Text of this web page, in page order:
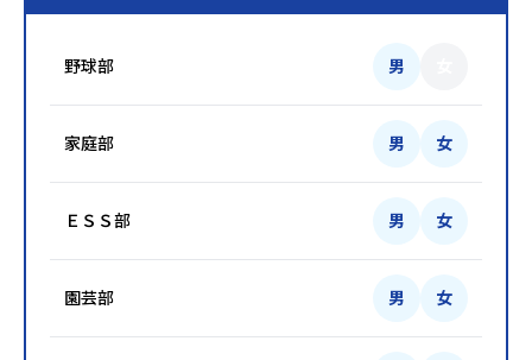
野球部 男
家庭部 男 女
ＥＳＳ部 男 女
園芸部 男 女